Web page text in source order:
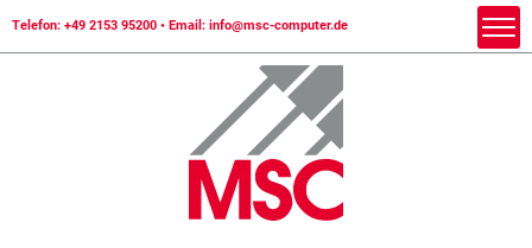
Telefon: +49 2153 95200 • Email: info@msc-computer.de